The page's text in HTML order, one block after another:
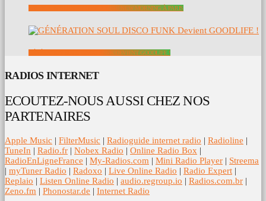
PATRICE RUSHEN EN CONCERT AU NEW MORNING À PARIS
GÉNÉRATION SOUL DISCO FUNK DEVIENT GOODLIFE !
RADIOS INTERNET
ECOUTEZ-NOUS AUSSI CHEZ NOS
PARTENAIRES
Apple Music | FilterMusic | Radioguide internet radio | Radioline |
TuneIn | Radio.fr | Nobex Radio | Online Radio Box |
RadioEnLigneFrance | My-Radios.com | Mini Radio Player | Streema
| myTuner Radio | Radoxo | Live Online Radio | Radio Expert |
Replaio | Listen Online Radio | audio.regroup.io | Radios.com.br |
Zeno.fm | Phonostar.de | Internet Radio